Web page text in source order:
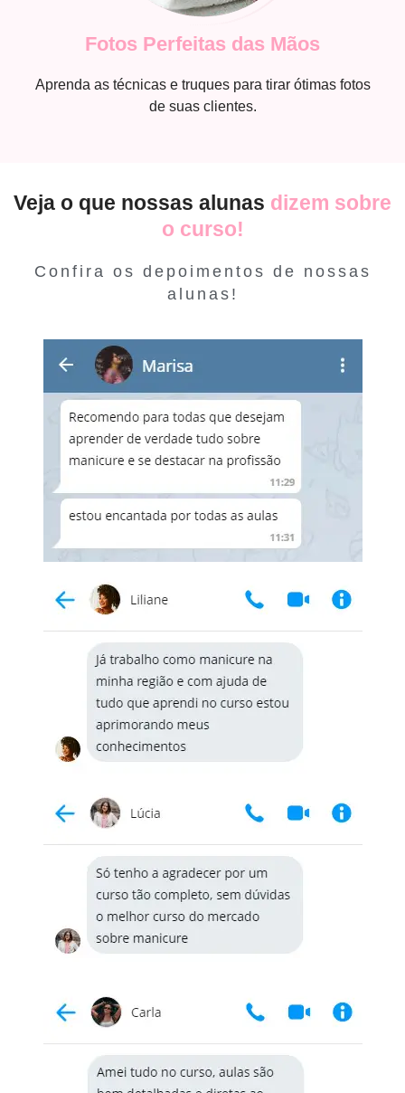
Fotos Perfeitas das Mãos
Aprenda as técnicas e truques para tirar ótimas fotos
de suas clientes.
Veja o que nossas alunas dizem sobre
o curso!
Confira os depoimentos de nossas
alunas!